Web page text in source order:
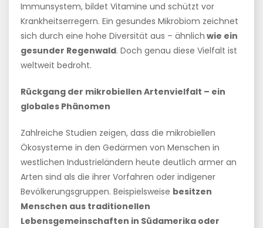
Immunsystem, bildet Vitamine und schützt vor
Krankheitserregern. Ein gesundes Mikrobiom zeichnet
sich durch eine hohe Diversität aus – ähnlich wie ein
gesunder Regenwald. Doch genau diese Vielfalt ist
weltweit bedroht.
Rückgang der mikrobiellen Artenvielfalt – ein
globales Phänomen
Zahlreiche Studien zeigen, dass die mikrobiellen
Ökosysteme in den Gedärmen von Menschen in
westlichen Industrieländern heute deutlich armer an
Arten sind als die ihrer Vorfahren oder indigener
Bevölkerungsgruppen. Beispielsweise besitzen
Menschen aus traditionellen
Lebensgemeinschaften in Südamerika oder